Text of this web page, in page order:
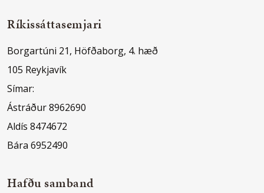
Ríkissáttasemjari
Borgartúni 21, Höfðaborg, 4. hæð
105 Reykjavík
Símar:
Ástráður 8962690
Aldís 8474672
Bára 6952490
Hafðu samband